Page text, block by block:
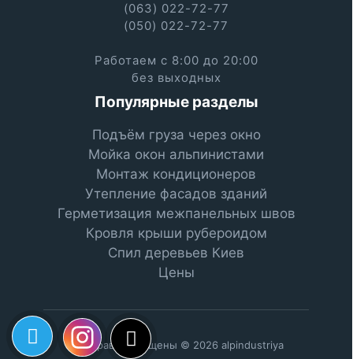
(063) 022-72-77
(050) 022-72-77
Работаем с 8:00 до 20:00
без выходных
Популярные разделы
Подъём груза через окно
Мойка окон альпинистами
Монтаж кондиционеров
Утепление фасадов зданий
Герметизация межпанельных швов
Кровля крыши рубероидом
Спил деревьев Киев
Цены
Все права защищены © 2026 alpindustriya